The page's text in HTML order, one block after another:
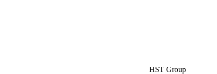
HST Group